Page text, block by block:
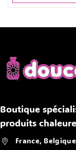
Boutique
produits
France,